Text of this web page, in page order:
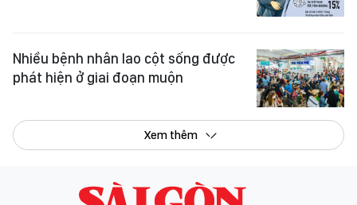
Nhiều bệnh nhân lao cột sống được
phát hiện ở giai đoạn muộn
Xem thêm